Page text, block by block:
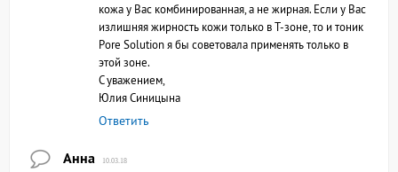
кожа у Вас комбинированная, а не жирная. Если у Вас
излишняя жирность кожи только в Т-зоне, то и тоник
Pore Solution я бы советовала применять только в
этой зоне.
С уважением,
Юлия Синицына
Ответить
Анна 10.03.18